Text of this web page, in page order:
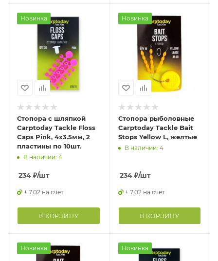
Новинка
Стопора с шляпкой
Carptoday Tackle Floss
Caps Pink, 4х3.5мм, 2
пластины по 10шт.
В наличии: 4
234 ₽/шт
+ 7.02 на счет
В КОРЗИНУ
Новинка
Стопора рыболовные
Carptoday Tackle Bait
Stops Yellow L, желтые
В наличии: 4
234₽/шт
+ 7.02 на счет
В КОРЗИНУ
Новинка Новинка